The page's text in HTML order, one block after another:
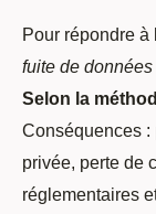
Pour répondre à
fuite de
Selon la
Conséquences :
privée, perte de
réglementaires